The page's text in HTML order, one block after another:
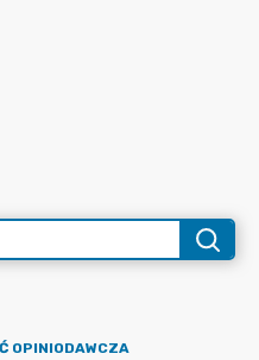
OPINIODAWCZA